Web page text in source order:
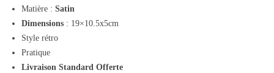
Matière : Satin
Dimensions : 19×10.5x5cm
Style rétro
Pratique
Livraison Standard Offerte